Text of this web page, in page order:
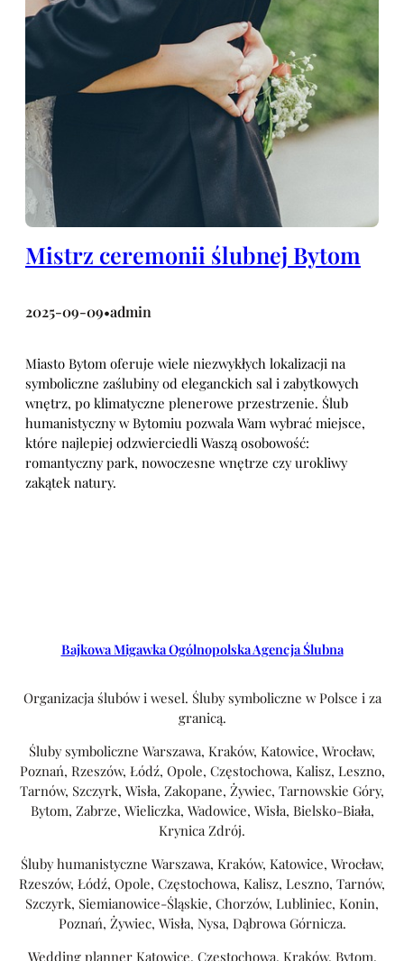
Mistrz ceremonii ślubnej Bytom
2025-09-09•admin
Miasto Bytom oferuje wiele niezwykłych lokalizacji na
symboliczne zaślubiny od eleganckich sal i zabytkowych
wnętrz, po klimatyczne plenerowe przestrzenie. Ślub
humanistyczny w Bytomiu pozwala Wam wybrać miejsce,
które najlepiej odzwierciedli Waszą osobowość:
romantyczny park, nowoczesne wnętrze czy urokliwy
zakątek natury.
Bajkowa Migawka Ogólnopolska Agencja Ślubna
Organizacja ślubów i wesel. Śluby symboliczne w Polsce i za
granicą.
Śluby symboliczne Warszawa, Kraków, Katowice, Wrocław,
Poznań, Rzeszów, Łódź, Opole, Częstochowa, Kalisz, Leszno,
Tarnów, Szczyrk, Wisła, Zakopane, Żywiec, Tarnowskie Góry,
Bytom, Zabrze, Wieliczka, Wadowice, Wisła, Bielsko-Biała,
Krynica Zdrój.
Śluby humanistyczne Warszawa, Kraków, Katowice, Wrocław,
Rzeszów, Łódź, Opole, Częstochowa, Kalisz, Leszno, Tarnów,
Szczyrk, Siemianowice-Śląskie, Chorzów, Lubliniec, Konin,
Poznań, Żywiec, Wisła, Nysa, Dąbrowa Górnicza.
Wedding planner Katowice, Częstochowa, Kraków, Bytom,